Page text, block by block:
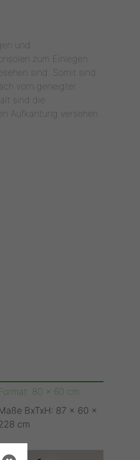
und
zum Einlegen
sind. Somit sind
vorn geneigter
sind die
Aufkantung versehen.
80 x 60 cm
BxTxH: 87 x 60 x
cm